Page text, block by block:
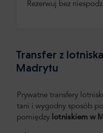
Rezerwuj bez
Transfer z
Madrytu
Prywatne transfery
tani i wygodny sposób
pomiędzy lotniskiem w